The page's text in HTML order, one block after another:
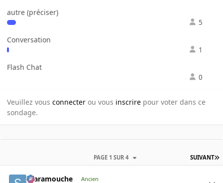
autre (préciser)
5
Conversation
1
Flash Chat
0
Veuillez vous connecter ou vous inscrire pour voter dans ce
sondage.
SUIVANT
PAGE 1 SUR 4
Scaramouche Ancien